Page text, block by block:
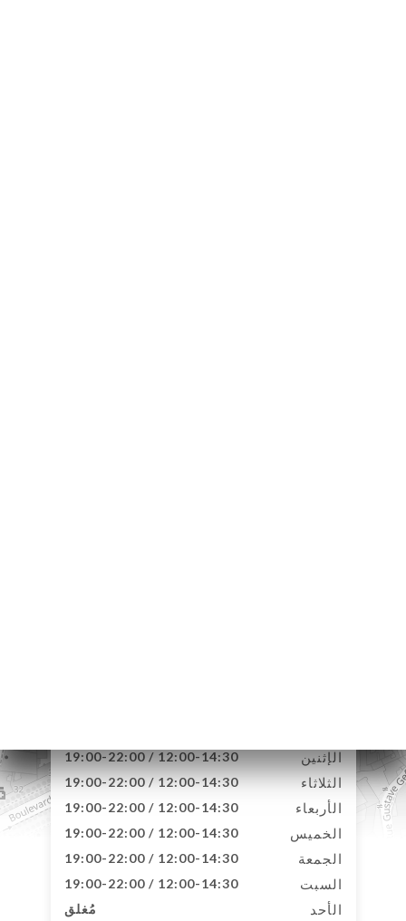
الإثنين 12:00-14:30 / 19:00-22:00
الثلاثاء 12:00-14:30 / 19:00-22:00
الأربعاء 12:00-14:30 / 19:00-22:00
الخميس 12:00-14:30 / 19:00-22:00
الجمعة 12:00-14:30 / 19:00-22:00
السبت 12:00-14:30 / 19:00-22:00
الأحد مُغلق